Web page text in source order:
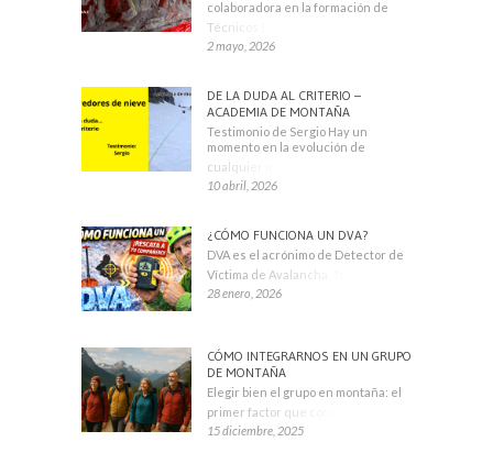
colaboradora en la formación de
Técnicos Deportivos
2 mayo, 2026
DE LA DUDA AL CRITERIO –
ACADEMIA DE MONTAÑA
Testimonio de Sergio Hay un
momento en la evolución de
cualquier montañero
10 abril, 2026
¿CÓMO FUNCIONA UN DVA?
DVA es el acrónimo de Detector de
Víctima de Avalancha. También se
28 enero, 2026
CÓMO INTEGRARNOS EN UN GRUPO
DE MONTAÑA
Elegir bien el grupo en montaña: el
primer factor que condiciona tu
15 diciembre, 2025